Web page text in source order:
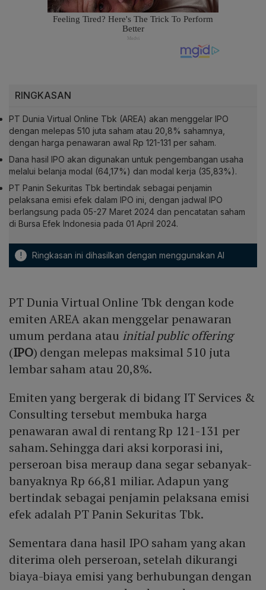
RINGKASAN
PT Dunia Virtual Online Tbk (AREA) akan menggelar IPO
dengan melepas 510 juta saham atau 20,8% sahamnya,
dengan harga penawaran awal Rp 121-131 per saham.
Dana hasil IPO akan digunakan untuk pengembangan usaha
melalui belanja modal (64,17%) dan modal kerja (35,83%).
PT Panin Sekuritas Tbk bertindak sebagai penjamin
pelaksana emisi efek dalam IPO ini, dengan jadwal IPO
berlangsung pada 05-27 Maret 2024 dan pencatatan saham
di Bursa Efek Indonesia pada 01 April 2024.
! Ringkasan ini dihasilkan dengan menggunakan AI
PT Dunia Virtual Online Tbk dengan kode
emiten AREA akan menggelar penawaran
umum perdana atau initial public offering
(IPO) dengan melepas maksimal 510 juta
lembar saham atau 20,8%.
Emiten yang bergerak di bidang IT Services &
Consulting tersebut membuka harga
penawaran awal di rentang Rp 121-131 per
saham. Sehingga dari aksi korporasi ini,
perseroan bisa meraup dana segar sebanyak-
banyaknya Rp 66,81 miliar. Adapun yang
bertindak sebagai penjamin pelaksana emisi
efek adalah PT Panin Sekuritas Tbk.
Sementara dana hasil IPO saham yang akan
diterima oleh perseroan, setelah dikurangi
biaya-biaya emisi yang berhubungan dengan